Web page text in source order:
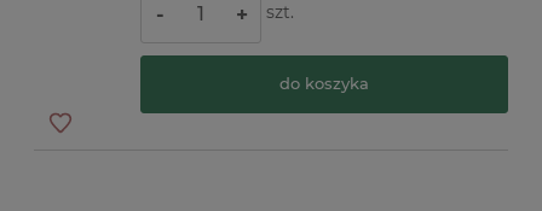
- + szt.
do koszyka